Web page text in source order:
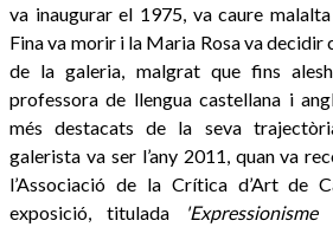
va inaugurar el 1975, va caure
Fina va morir i la Maria Rosa va decidir
de la galeria, malgrat que fins
professora de llengua castellana i
més destacats de la seva
galerista va ser l’any 2011, quan va
l’Associació de la Crítica d’Art de
exposició, titulada